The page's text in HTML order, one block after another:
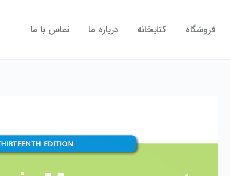
فروشگاه کتابخانه درباره ما تماس با ما